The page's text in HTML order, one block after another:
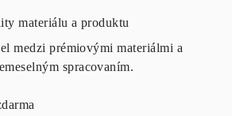
Omara sú vyrábané na objednávku
Produkty možno vrátiť len v
vrátiť do
materiálu a produktu
medzi prémiovými materiálmi a
spracovaním.